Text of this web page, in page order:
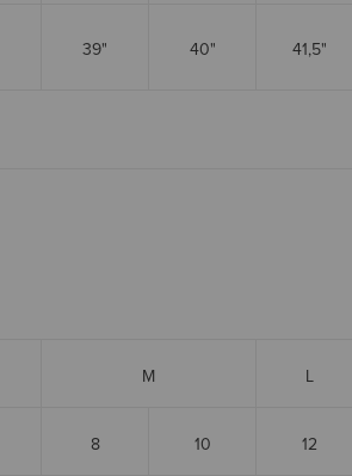
39" 40" 41,5"
M L
8 10 12